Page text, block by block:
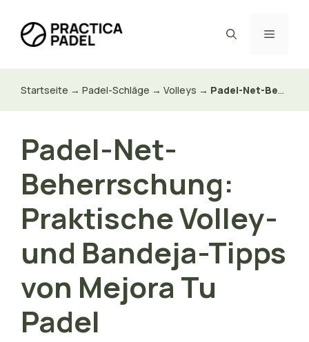
Inhalt
springen
Menü
Startseite → Padel-Schläge → Volleys → Padel-Net-Beherrschung: Praktische Volley- und Bandeja-Tipps von Mejora Tu Padel
Padel-Net-
Beherrschung:
Praktische Volley-
und Bandeja-Tipps
von Mejora Tu
Padel